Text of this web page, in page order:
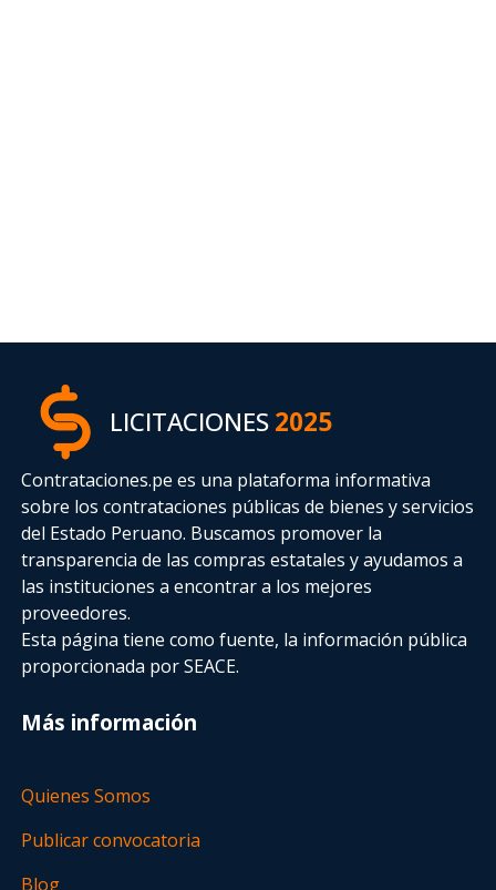
LICITACIONES2025
Contrataciones.pe es una plataforma informativa
sobre los contrataciones públicas de bienes y servicios
del Estado Peruano. Buscamos promover la
transparencia de las compras estatalesy ayudamos a
las instituciones a encontrar a los mejores
proveedores.
Esta página tiene como fuente, la información pública
proporcionada por SEACE.
Más información
Quienes Somos
Publicar convocatoria
Blog